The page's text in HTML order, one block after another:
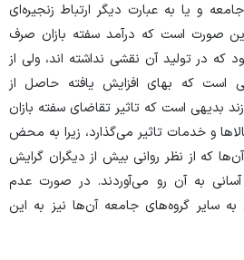
و یا به عبارت دیگر ارتباط زنجیره‌ای
صورت است که درآمد سفته بازان صرف
که در تولید آن نقشی نداشته اند، ولی از
است که بهای افزایش یافته حاصل از
بدیهی است که تاثیر تقاضای سفته بازان
و خدمات تاثیر می‌گذارد، زیرا به محض
که از نظر روانی بیش از دیگران گرایش
آسانی به آن رو می‌آوردند. در صورت عدم
سایر گروه‌های جامعه آن‌ها نیز به این